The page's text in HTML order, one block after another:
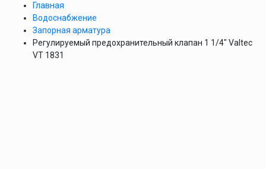
Главная
Водоснабжение
Запорная арматура
Регулируемый предохранительный клапан 1 1/4″ Valtec
VT 1831